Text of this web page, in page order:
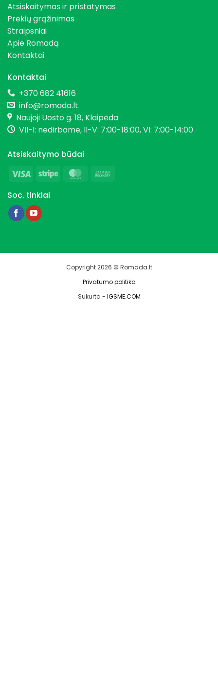
Atsiskaitymas ir pristatymas
Prekių grąžinimas
Straipsniai
Apie Romadą
Kontaktai
Kontaktai
+370 682 41616
info@romada.lt
Naujoji Uosto g. 18, Klaipėda
VII-I: nedirbame, II-V: 7:00-18:00, VI: 7:00-14:00
Atsiskaitymo būdai
Visa
Stripe MasterCard
Soc. tinklai
Copyright 2026 © Romada.lt
Privatumo politika
Sukurta - IGSME.COM